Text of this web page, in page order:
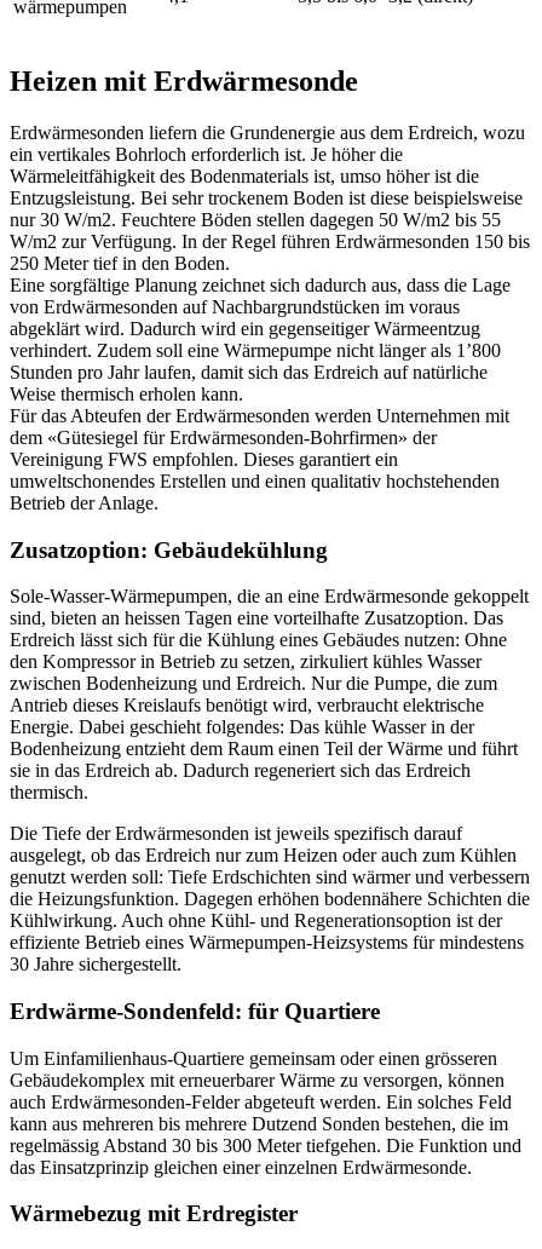
wärmepumpen
Heizen mit Erdwärmesonde
Erdwärmesonden liefern die Grundenergie aus dem Erdreich, wozu
ein vertikales Bohrloch erforderlich ist. Je höher die
Wärmeleitfähigkeit des Bodenmaterials ist, umso höher ist die
Entzugsleistung. Bei sehr trockenem Boden ist diese beispielsweise
nur 30 W/m2. Feuchtere Böden stellen dagegen 50 W/m2 bis 55
W/m2 zur Verfügung. In der Regel führen Erdwärmesonden 150 bis
250 Meter tief in den Boden.
Eine sorgfältige Planung zeichnet sich dadurch aus, dass die Lage
von Erdwärmesonden auf Nachbargrundstücken im voraus
abgeklärt wird. Dadurch wird ein gegenseitiger Wärmeentzug
verhindert. Zudem soll eine Wärmepumpe nicht länger als 1’800
Stunden pro Jahr laufen, damit sich das Erdreich auf natürliche
Weise thermisch erholen kann.
Für das Abteufen der Erdwärmesonden werden Unternehmen mit
dem «Gütesiegel für Erdwärmesonden-Bohrfirmen» der
Vereinigung FWS empfohlen. Dieses garantiert ein
umweltschonendes Erstellen und einen qualitativ hochstehenden
Betrieb der Anlage.
Zusatzoption: Gebäudekühlung
Sole-Wasser-Wärmepumpen, die an eine Erdwärmesonde gekoppelt
sind, bieten an heissen Tagen eine vorteilhafte Zusatzoption. Das
Erdreich lässt sich für die Kühlung eines Gebäudes nutzen: Ohne
den Kompressor in Betrieb zu setzen, zirkuliert kühles Wasser
zwischen Bodenheizung und Erdreich. Nur die Pumpe, die zum
Antrieb dieses Kreislaufs benötigt wird, verbraucht elektrische
Energie. Dabei geschieht folgendes: Das kühle Wasser in der
Bodenheizung entzieht dem Raum einen Teil der Wärme und führt
sie in das Erdreich ab. Dadurch regeneriert sich das Erdreich
thermisch.
Die Tiefe der Erdwärmesonden ist jeweils spezifisch darauf
ausgelegt, ob das Erdreich nur zum Heizen oder auch zum Kühlen
genutzt werden soll: Tiefe Erdschichten sind wärmer und verbessern
die Heizungsfunktion. Dagegen erhöhen bodennähere Schichten die
Kühlwirkung. Auch ohne Kühl- und Regenerationsoption ist der
effiziente Betrieb eines Wärmepumpen-Heizsystems für mindestens
30 Jahre sichergestellt.
Erdwärme-Sondenfeld: für Quartiere
Um Einfamilienhaus-Quartiere gemeinsam oder einen grösseren
Gebäudekomplex mit erneuerbarer Wärme zu versorgen, können
auch Erdwärmesonden-Felder abgeteuft werden. Ein solches Feld
kann aus mehreren bis mehrere Dutzend Sonden bestehen, die im
regelmässig Abstand 30 bis 300 Meter tiefgehen. Die Funktion und
das Einsatzprinzip gleichen einer einzelnen Erdwärmesonde.
Wärmebezug mit Erdregister